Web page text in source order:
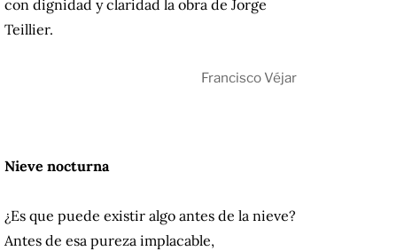
con dignidad y claridad la obra de Jorge
Teillier.
Francisco Véjar
Nieve nocturna
¿Es que puede existir algo antes de la nieve?
Antes de esa pureza implacable,